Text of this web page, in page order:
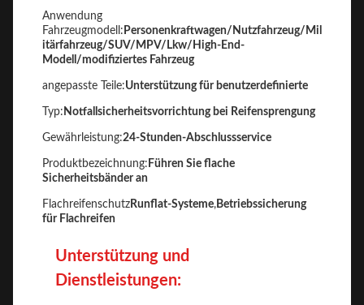
Anwendung
Fahrzeugmodell: Personenkraftwagen/Nutzfahrzeug/Mil
itärfahrzeug/SUV/MPV/Lkw/High-End-
Modell/modifiziertes Fahrzeug
angepasste Teile:Unterstützung für benutzerdefinierte
Typ: Notfallsicherheitsvorrichtung bei Reifensprengung
Gewährleistung:24-Stunden-Abschlussservice
Produktbezeichnung: Führen Sie flache
Sicherheitsbänder an
Flachreifenschutz Runflat-Systeme, Betriebssicherung
für Flachreifen
Unterstützung und
Dienstleistungen: